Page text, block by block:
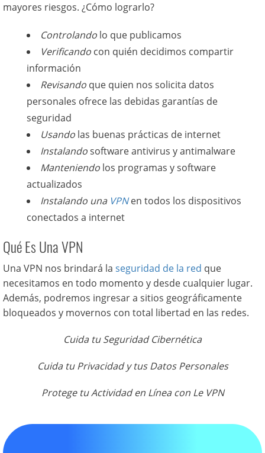
mayores riesgos. ¿Cómo lograrlo?
Controlando lo que publicamos
Verificando con quién decidimos compartir
información
Revisando que quien nos solicita datos
personales ofrece las debidas garantías de
seguridad
Usando las buenas prácticas de internet
Instalandosoftware antivirus y antimalware
Manteniendo los programas y software
actualizados
Instalando una VPNen todos los dispositivos
conectados a internet
Qué Es Una VPN
Una VPN nos brindará la seguridad de la red que
necesitamos en todo momento y desde cualquier lugar.
Además, podremos ingresar a sitios geográficamente
bloqueados y movernos con total libertad en las redes.
Cuida tu Seguridad Cibernética
Cuida tu Privacidad y tus Datos Personales
Protege tu Actividad en Línea con Le VPN